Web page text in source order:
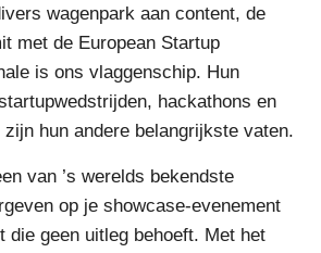
wagenpark aan content, de
met de European Startup
is ons vlaggenschip. Hun
hackathons en
hun andere belangrijkste vaten.
van ’s werelds bekendste
op je showcase-evenement
die geen uitleg behoeft. Met het